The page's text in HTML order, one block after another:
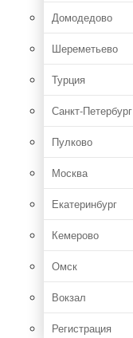
Домодедово
Шереметьево
Турция
Санкт-Петербург
Пулково
Москва
Екатеринбург
Кемерово
Омск
Вокзал
Регистрация